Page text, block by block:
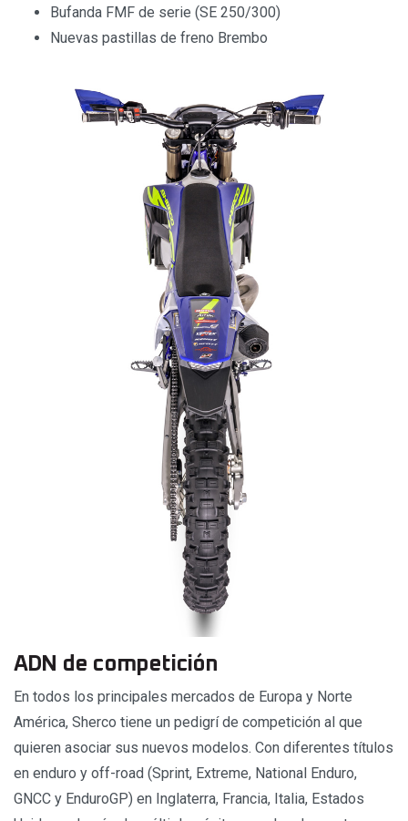
Bufanda FMF de serie (SE 250/300)
Nuevas pastillas de freno Brembo
ADN de competición
En todos los principales mercados de Europa y Norte
América, Sherco tiene un pedigrí de competición al que
quieren asociar sus nuevos modelos. Con diferentes títulos
en enduro y off-road (Sprint, Extreme, National Enduro,
GNCC y EnduroGP) en Inglaterra, Francia, Italia, Estados